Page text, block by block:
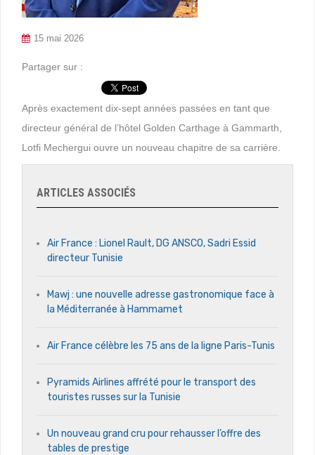
15 mai 2026
Partager sur :
Après exactement dix-sept années passées en tant que
directeur général de l’hôtel Golden Carthage à Gammarth,
Lotfi Mechergui ouvre un nouveau chapitre de sa carrière.
ARTICLES ASSOCIÉS
Air France : Lionel Rault, DG ANSCO, Sadri Essid
directeur Tunisie
Mawj : une nouvelle adresse gastronomique face à
la Méditerranée à Hammamet
Air France célèbre les 75 ans de la ligne Paris-Tunis
Pyramids Airlines affrété pour le transport des
touristes russes sur la Tunisie
Un nouveau grand cru pour rehausser l’offre des
tables de prestige